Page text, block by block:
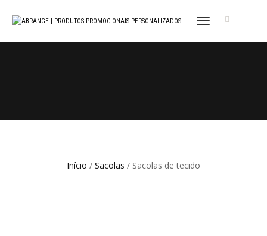
ALTERNAR
Início / Sacolas / Sacolas de tecido